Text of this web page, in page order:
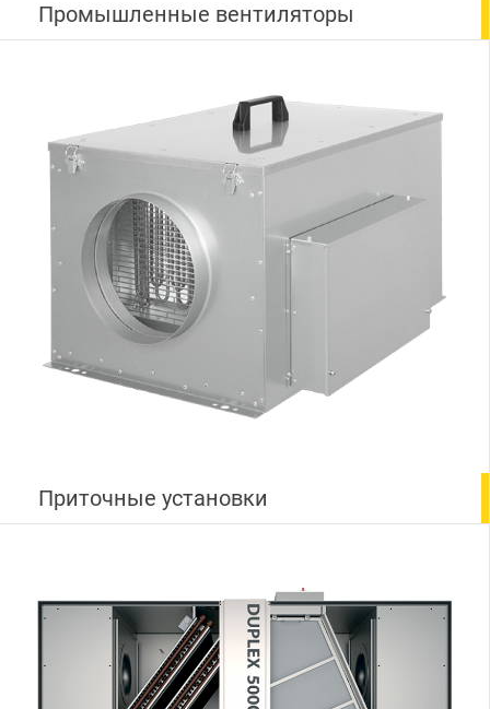
Промышленные вентиляторы
Приточные установки